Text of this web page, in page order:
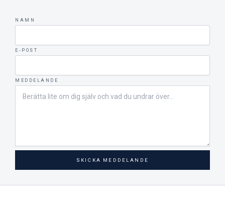
NAMN
E-POST
MEDDELANDE
SKICKA MEDDELANDE